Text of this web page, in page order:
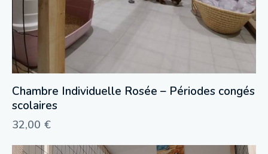
Chambre Individuelle Rosée – Périodes congés
scolaires
32,00 €